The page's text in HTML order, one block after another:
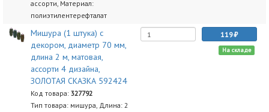
ассорти, Материал:
полиэтилентерефталат
Мишура (1 штука) с
декором, диаметр 70 мм,
длина 2 м, матовая,
ассорти 4 дизайна,
ЗОЛОТАЯ СКАЗКА 592424
Код товара: 327792
Тип товара: мишура, Длина: 2
119
На складе